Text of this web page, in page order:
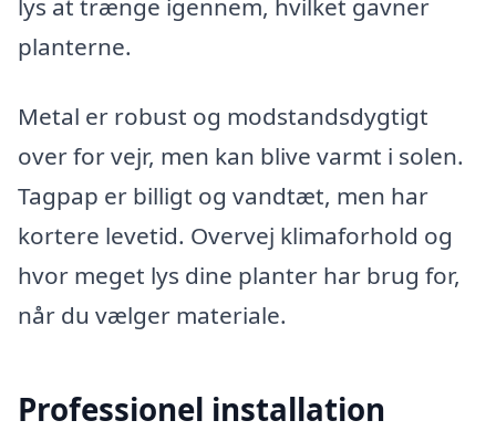
lys at trænge igennem, hvilket gavner
planterne.
Metal er robust og modstandsdygtigt
over for vejr, men kan blive varmt i solen.
Tagpap er billigt og vandtæt, men har
kortere levetid. Overvej klimaforhold og
hvor meget lys dine planter har brug for,
når du vælger materiale.
Professionel installation